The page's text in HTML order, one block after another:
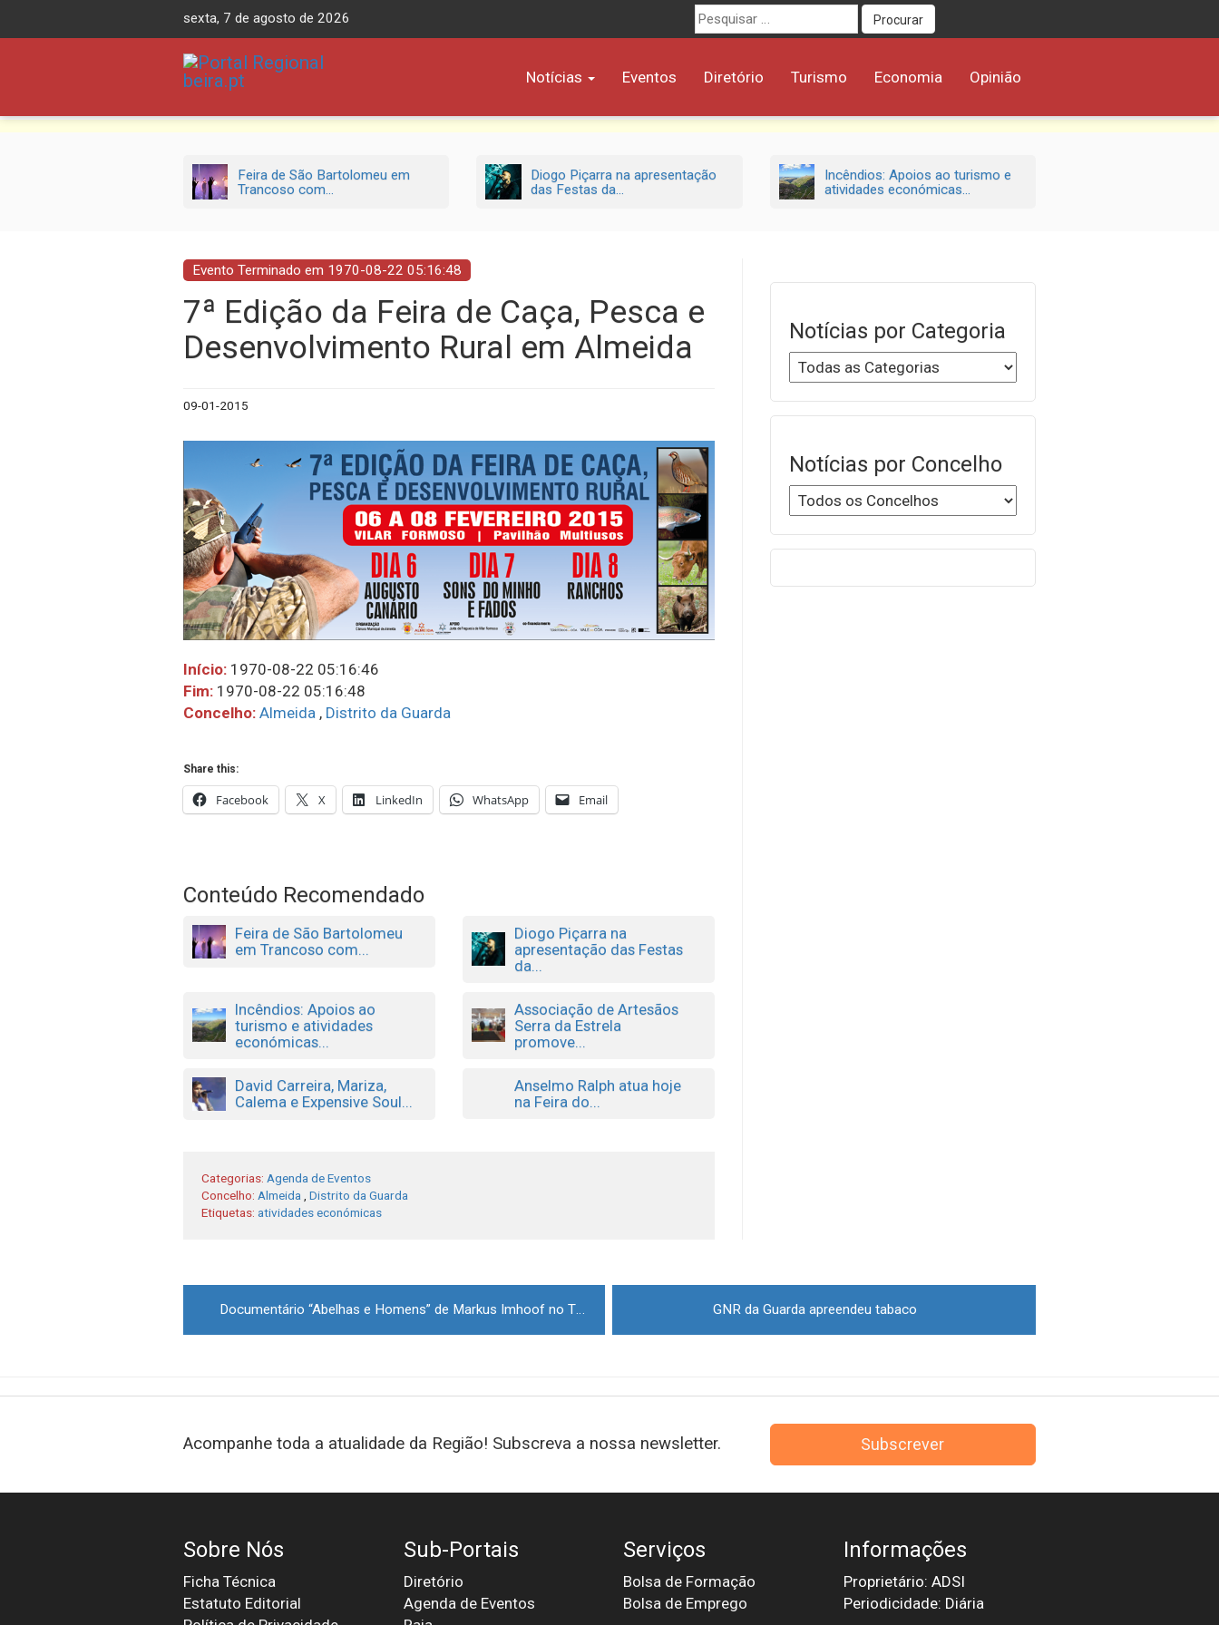
sexta, 7 de agosto de 2026
Procurar
por:
Procurar
Notícias Eventos Diretório Turismo Economia Opinião
Feira de São Bartolomeu em
Trancoso com...
Diogo Piçarra na apresentação
das Festas da...
Incêndios: Apoios ao turismo e
atividades económicas...
Evento Terminado em 1970-08-22 05:16:48
7ª Edição da Feira de Caça, Pesca e
Desenvolvimento Rural ‪em Almeida
09-01-2015
Início: 1970-08-22 05:16:46
Fim: 1970-08-22 05:16:48
Concelho: Almeida , Distrito da Guarda
Share this:
Facebook X LinkedIn WhatsApp Email
Conteúdo Recomendado
Feira de São Bartolomeu
em Trancoso com...
Diogo Piçarra na
apresentação das Festas
da...
Incêndios: Apoios ao
turismo e atividades
económicas...
Associação de Artesãos
Serra da Estrela
promove...
David Carreira, Mariza,
Calema e Expensive Soul...
Anselmo Ralph atua hoje
na Feira do...
Categorias: Agenda de Eventos
Concelho: Almeida
Distrito da Guarda
Etiquetas: atividades económicas
Notícias por Categoria
Notícias por Concelho
navigation
Documentário “Abelhas e Homens” de Markus Imhoof no TMG GNR da Guarda apreendeu tabaco
Acompanhe toda a atualidade da Região! Subscreva a nossa newsletter. Subscrever
Sobre Nós
Ficha Técnica
Estatuto Editorial
Sub-Portais
Diretório
Agenda de Eventos
Serviços
Bolsa de Formação
Bolsa de Emprego
Informações
Proprietário: ADSI
Periodicidade: Diária